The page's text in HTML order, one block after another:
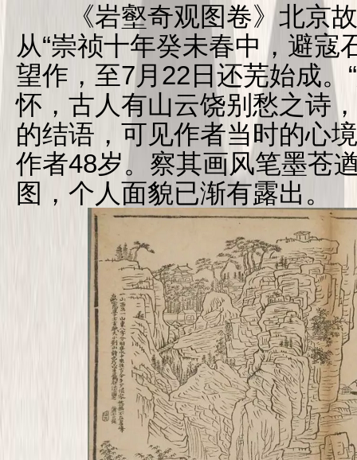
《岩壑奇观图卷》北京故
从“崇祯十年癸未春中，避寇
望作，至7月22日还芜始成。
怀，古人有山云饶别愁之诗
的结语，可见作者当时的心
作者48岁。察其画风笔墨苍
图，个人面貌已渐有露出。